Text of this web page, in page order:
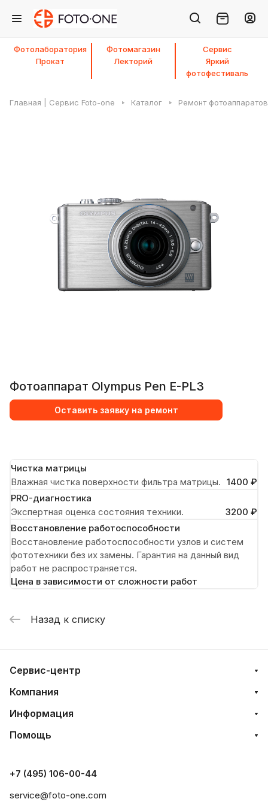
Фотолаборатория Фотомагазин
Сервис
Прокат
Лекторий
Яркий
фотофестиваль
Главная | Сервис Foto-one Каталог Ремонт фотоаппаратов
Фотоаппарат Olympus Pen E-PL3
Оставить заявку на ремонт
Чистка матрицы
Влажная чистка поверхности фильтра матрицы. 1400 ₽
PRO-диагностика
Экспертная оценка состояния техники.
3200 ₽
Восстановление работоспособности
Восстановление работоспособности узлов и систем
фототехники без их замены. Гарантия на данный вид
работ не распространяется.
Цена в зависимости от сложности работ
Назад к списку
Сервис-центр
Компания
Информация
Помощь
+7 (495) 106-00-44
service@foto-one.com